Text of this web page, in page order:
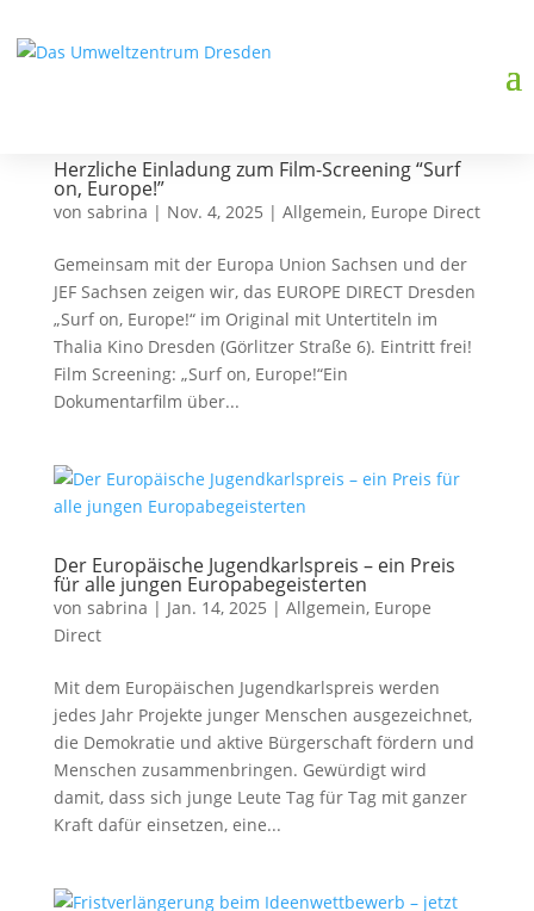
Herzliche Einladung zum Film-Screening “Surf
on, Europe!”
von sabrina | Nov. 4, 2025 | Allgemein, Europe Direct
Gemeinsam mit der Europa Union Sachsen und der
JEF Sachsen zeigen wir, das EUROPE DIRECT Dresden
„Surf on, Europe!“ im Original mit Untertiteln im
Thalia Kino Dresden (Görlitzer Straße 6). Eintritt frei!
Film Screening: „Surf on, Europe!“Ein
Dokumentarfilm über...
Der Europäische Jugendkarlspreis – ein Preis
für alle jungen Europabegeisterten
von sabrina | Jan. 14, 2025 | Allgemein, Europe
Direct
Mit dem Europäischen Jugendkarlspreis werden
jedes Jahr Projekte junger Menschen ausgezeichnet,
die Demokratie und aktive Bürgerschaft fördern und
Menschen zusammenbringen. Gewürdigt wird
damit, dass sich junge Leute Tag für Tag mit ganzer
Kraft dafür einsetzen, eine...